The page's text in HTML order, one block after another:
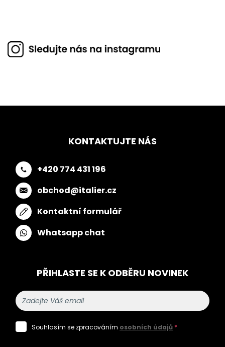
KONTAKTUJTE NÁS
+420 774 431 196
obchod@italier.cz
Kontaktní formulář
Whatsapp chat
PŘIHLASTE SE K ODBĚRU NOVINEK
Souhlasím se zpracováním osobních údajů *